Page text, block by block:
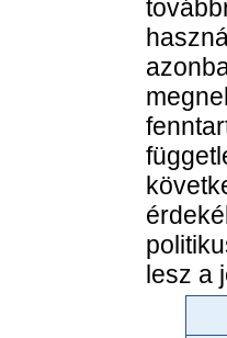
lesz a